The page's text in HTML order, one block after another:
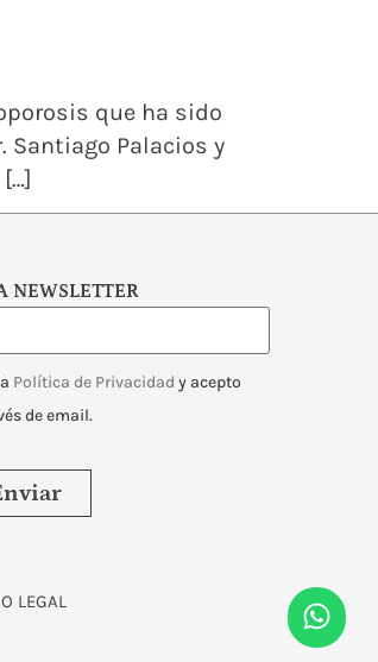
que ha sido
Santiago Palacios y
NEWSLETTER
Política de Privacidad y acepto
de email.
LEGAL